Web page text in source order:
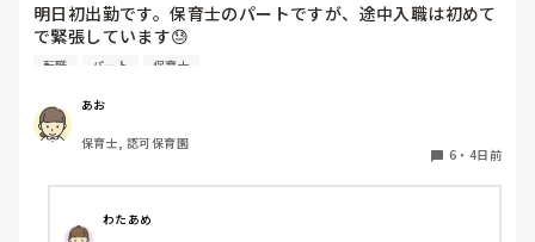
明日初出勤です。保育士のパートですが、途中入職は初めて
で緊張しています😓
子どもの前で自己紹介とかあったりするんでしょうか？？ど
転職 パート 保育士
あお
保育士, 認可保育園
6 ・ 4日前
わたあめ